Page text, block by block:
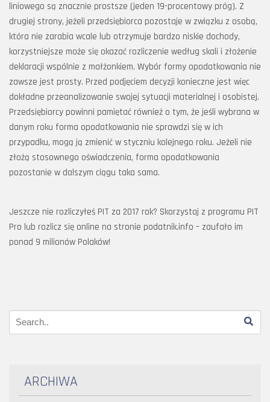
liniowego są znacznie prostsze (jeden 19-procentowy próg). Z
drugiej strony, jeżeli przedsiębiorca pozostaje w związku z osobą,
która nie zarabia wcale lub otrzymuje bardzo niskie dochody,
korzystniejsze może się okazać rozliczenie według skali i złożenie
deklaracji wspólnie z małżonkiem. Wybór formy opodatkowania nie
zawsze jest prosty. Przed podjęciem decyzji konieczne jest więc
dokładne przeanalizowanie swojej sytuacji materialnej i osobistej.
Przedsiębiorcy powinni pamiętać również o tym, że jeśli wybrana w
danym roku forma opodatkowania nie sprawdzi się w ich
przypadku, mogą ją zmienić w styczniu kolejnego roku. Jeżeli nie
złożą stosownego oświadczenia, forma opodatkowania
pozostanie w dalszym ciągu taka sama.
Jeszcze nie rozliczyłeś PIT za 2017 rok? Skorzystaj z programu PIT
Pro lub rozlicz się online na stronie podatnik.info – zaufało im
ponad 9 milionów Polaków!
ARCHIWA